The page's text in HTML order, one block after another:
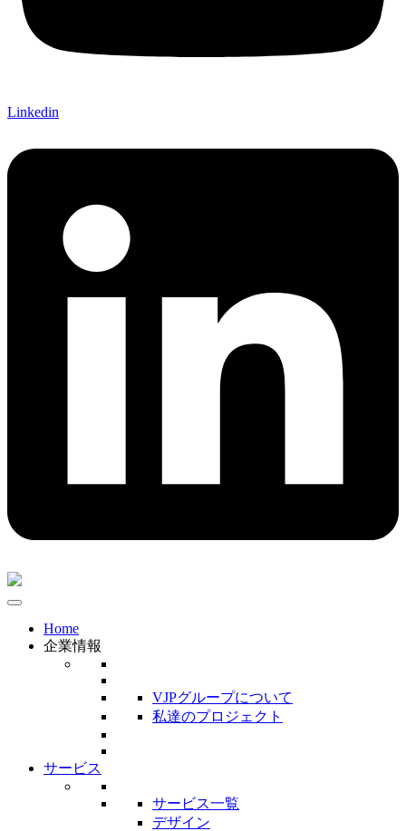
Linkedin
Home
企業情報
VJPグループについて
私達のプロジェクト
サービス
サービス一覧
デザイン